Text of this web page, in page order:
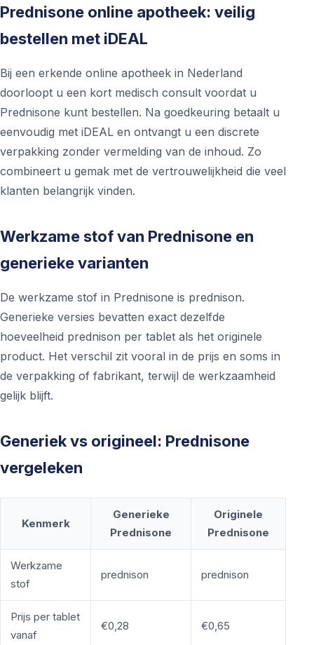
Prednisone online apotheek: veilig
bestellen met iDEAL
Bij een erkende online apotheek in Nederland
doorloopt u een kort medisch consult voordat u
Prednisone kunt bestellen. Na goedkeuring betaalt u
eenvoudig met iDEAL en ontvangt u een discrete
verpakking zonder vermelding van de inhoud. Zo
combineert u gemak met de vertrouwelijkheid die veel
klanten belangrijk vinden.
Werkzame stof van Prednisone en
generieke varianten
De werkzame stof in Prednisone is prednison.
Generieke versies bevatten exact dezelfde
hoeveelheid prednison per tablet als het originele
product. Het verschil zit vooral in de prijs en soms in
de verpakking of fabrikant, terwijl de werkzaamheid
gelijk blijft.
Generiek vs origineel: Prednisone
vergeleken
Kenmerk
Generieke
Prednisone
Originele
Prednisone
Werkzame
stof
prednison prednison
Prijs per tablet
vanaf
€0,28 €0,65